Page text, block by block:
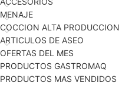
MENAJE
COCCION ALTA PRODUCCION
ARTICULOS DE ASEO
OFERTAS DEL MES
PRODUCTOS GASTROMAQ
PRODUCTOS MAS VENDIDOS